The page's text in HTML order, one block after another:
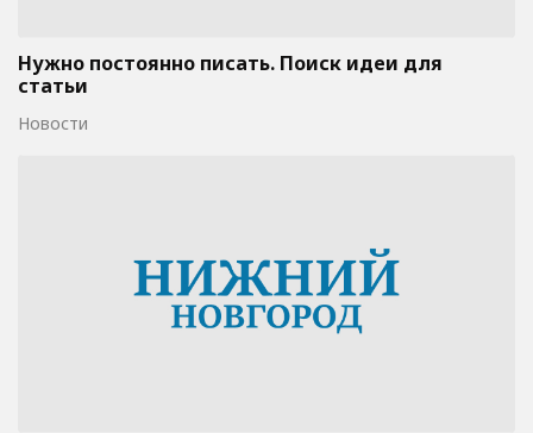
Нужно постоянно писать. Поиск идеи для
статьи
Новости